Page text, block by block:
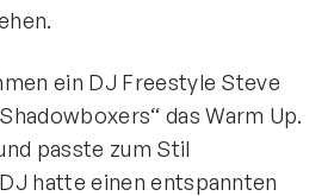
ein DJ Freestyle Steve
das Warm Up.
passte zum Stil
hatte einen entspannten